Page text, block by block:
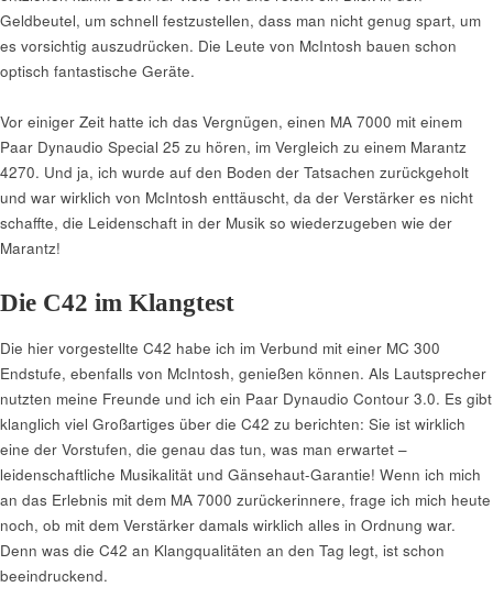
Geldbeutel, um schnell festzustellen, dass man nicht genug spart, um
es vorsichtig auszudrücken. Die Leute von McIntosh bauen schon
optisch fantastische Geräte.
Vor einiger Zeit hatte ich das Vergnügen, einen MA 7000 mit einem
Paar Dynaudio Special 25 zu hören, im Vergleich zu einem Marantz
4270. Und ja, ich wurde auf den Boden der Tatsachen zurückgeholt
und war wirklich von McIntosh enttäuscht, da der Verstärker es nicht
schaffte, die Leidenschaft in der Musik so wiederzugeben wie der
Marantz!
Die C42 im Klangtest
Die hier vorgestellte C42 habe ich im Verbund mit einer MC 300
Endstufe, ebenfalls von McIntosh, genießen können. Als Lautsprecher
nutzten meine Freunde und ich ein Paar Dynaudio Contour 3.0. Es gibt
klanglich viel Großartiges über die C42 zu berichten: Sie ist wirklich
eine der Vorstufen, die genau das tun, was man erwartet –
leidenschaftliche Musikalität und Gänsehaut-Garantie! Wenn ich mich
an das Erlebnis mit dem MA 7000 zurückerinnere, frage ich mich heute
noch, ob mit dem Verstärker damals wirklich alles in Ordnung war.
Denn was die C42 an Klangqualitäten an den Tag legt, ist schon
beeindruckend.